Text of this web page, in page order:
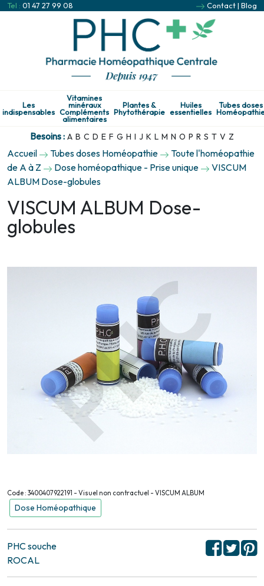
Tel : 01 47 27 99 08 Contact| Blog
Les
indispensables
Vitamines
minéraux
Compléments
alimentaires
Plantes &
Phytothérapie
Huiles
essentielles
Tubes doses
Besoins : A B C D E F G H I J K L M N O P R S T V Z
Accueil Tubes doses Homéopathie
Toute l'homéopathie
de A à Z
Dose homéopathique - Prise unique
VISCUM
ALBUM Dose-globules
VISCUM ALBUM Dose-
globules
Code : 3400407922191 - Visuel non contractuel - VISCUM ALBUM
Dose Homéopathique
PHC souche
ROCAL